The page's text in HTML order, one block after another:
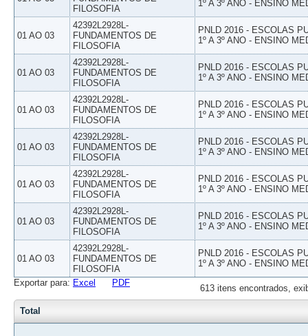
FILOSOFIA
1º A 3º ANO - ENSINO
01 AO 03
42392L2928L-
FUNDAMENTOS DE
FILOSOFIA
PNLD 2016 - ESCOLAS
1º A 3º ANO - ENSINO
01 AO 03
42392L2928L-
FUNDAMENTOS DE
FILOSOFIA
PNLD 2016 - ESCOLAS
1º A 3º ANO - ENSINO
01 AO 03
42392L2928L-
FUNDAMENTOS DE
FILOSOFIA
PNLD 2016 - ESCOLAS
1º A 3º ANO - ENSINO
01 AO 03
42392L2928L-
FUNDAMENTOS DE
FILOSOFIA
PNLD 2016 - ESCOLAS
1º A 3º ANO - ENSINO
01 AO 03
42392L2928L-
FUNDAMENTOS DE
FILOSOFIA
PNLD 2016 - ESCOLAS
1º A 3º ANO - ENSINO
01 AO 03
42392L2928L-
FUNDAMENTOS DE
FILOSOFIA
PNLD 2016 - ESCOLAS
1º A 3º ANO - ENSINO
01 AO 03
42392L2928L-
FUNDAMENTOS DE
FILOSOFIA
PNLD 2016 - ESCOLAS
1º A 3º ANO - ENSINO
613 itens encontrados,
Exportar para: Excel PDF
Total